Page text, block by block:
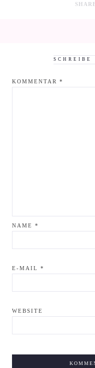
SCHREIBE
KOMMENTAR *
NAME *
E-MAIL *
WEBSITE